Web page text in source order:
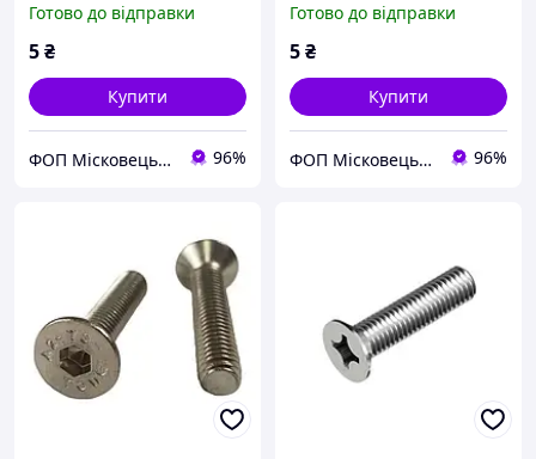
Готово до відправки
5₴
Купити
ФОП Місковець О.Г. 96%
Готово до відправки
5₴
Купити
ФОП Місковець О.Г. 96%